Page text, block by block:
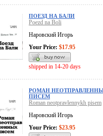
ПОЕЗД НА БАЛИ
Poezd na Boli
Наровский Игорь
Your Price: $17.95
shipped in 14-20 days
РОМАН
ПИСЕМ
Roman neotpravlennykh pisem
Наровский Игорь
Your Price: $23.95